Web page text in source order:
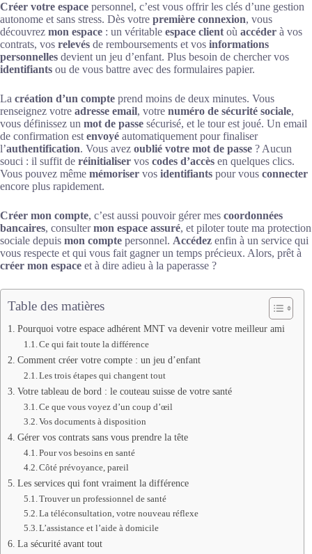
Créer votre espace personnel, c’est vous offrir les clés d’une gestion
autonome et sans stress. Dès votre première connexion, vous
découvrez mon espace : un véritable espace client où accéder à vos
contrats, vos relevés de remboursements et vos informations
personnelles devient un jeu d’enfant. Plus besoin de chercher vos
identifiants ou de vous battre avec des formulaires papier.
La création d’un compte prend moins de deux minutes. Vous
renseignez votre adresse email, votre numéro de sécurité sociale,
vous définissez un mot de passe sécurisé, et le tour est joué. Un email
de confirmation est envoyé automatiquement pour finaliser
l’authentification. Vous avez oublié votre mot de passe ? Aucun
souci : il suffit de réinitialiser vos codes d’accès en quelques clics.
Vous pouvez même mémoriser vos identifiants pour vous connecter
encore plus rapidement.
Créer mon compte, c’est aussi pouvoir gérer mes coordonnées
bancaires, consultermon espace assuré, et piloter toute ma protection
sociale depuis mon compte personnel. Accédez enfin à un service qui
vous respecte et qui vous fait gagner un temps précieux. Alors, prêt à
créer mon espace et à dire adieu à la paperasse ?
Table des matières
Pourquoi votre espace adhérent MNT va devenir votre meilleur ami
Ce qui fait toute la différence
Comment créer votre compte : un jeu d’enfant
Les trois étapes qui changent tout
Votre tableau de bord : le couteau suisse de votre santé
Ce que vous voyez d’un coup d’œil
Vos documents à disposition
Gérer vos contrats sans vous prendre la tête
Pour vos besoins en santé
Côté prévoyance, pareil
Les services qui font vraiment la différence
Trouver un professionnel de santé
La téléconsultation, votre nouveau réflexe
L’assistance et l’aide à domicile
La sécurité avant tout